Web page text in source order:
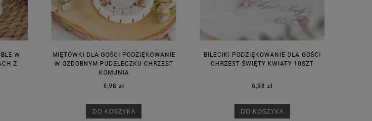
W
Z
MIĘTÓWKI DLA GOŚCI PODZIĘKOWANIE
W OZDOBNYM PUDEŁECZKU CHRZEST
KOMUNIA
8,98 zł
DO KOSZYKA
BILECIKI PODZIĘKOWANIE DLA GOŚCI
CHRZEST ŚWIĘTY KWIATY 10SZT
6,98 zł
DO KOSZYKA